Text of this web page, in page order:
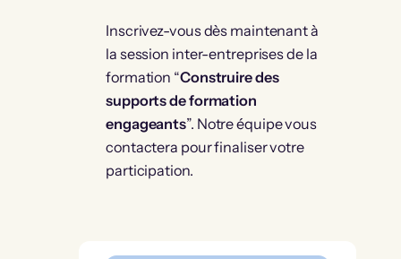
Inscrivez-vous dès maintenant à
la session inter-entreprises de la
formation “Construire des
supports de formation
engageants”. Notre équipe vous
contactera pour finaliser votre
participation.